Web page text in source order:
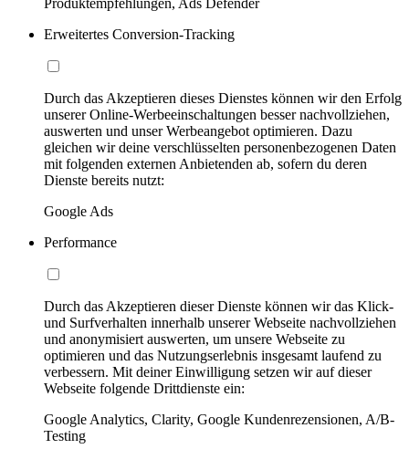
Produktempfehlungen, Ads Defender
Erweitertes Conversion-Tracking
Durch das Akzeptieren dieses Dienstes können wir den Erfolg
unserer Online-Werbeeinschaltungen besser nachvollziehen,
auswerten und unser Werbeangebot optimieren. Dazu
gleichen wir deine verschlüsselten personenbezogenen Daten
mit folgenden externen Anbietenden ab, sofern du deren
Dienste bereits nutzt:
Google Ads
Performance
Durch das Akzeptieren dieser Dienste können wir das Klick-
und Surfverhalten innerhalb unserer Webseite nachvollziehen
und anonymisiert auswerten, um unsere Webseite zu
optimieren und das Nutzungserlebnis insgesamt laufend zu
verbessern. Mit deiner Einwilligung setzen wir auf dieser
Webseite folgende Drittdienste ein:
Google Analytics, Clarity, Google Kundenrezensionen, A/B-
Testing